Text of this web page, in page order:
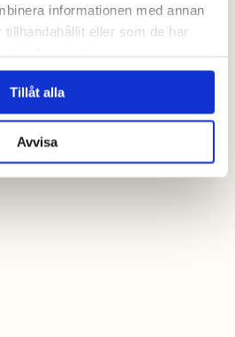
informationen med annan
eller som de har
Tillåt alla
Avvisa